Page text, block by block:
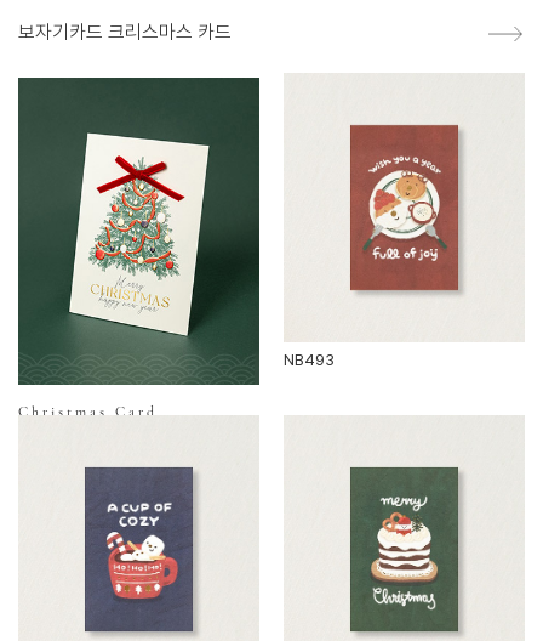
보자기카드 크리스마스 카드
Christmas Card
NB493